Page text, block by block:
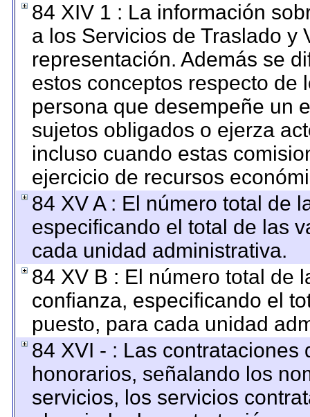
84 XIV 1 : La información
a los Servicios de Traslado y
representación. Además se
estos conceptos respecto de
persona que desempeñe un
sujetos obligados o ejerza
incluso cuando estas
ejercicio de recursos
84 XV A : El número total de
especificando el total de las
cada unidad administrativa.
84 XV B : El número total de
confianza, especificando el
puesto, para cada unidad
84 XVI - : Las
honorarios, señalando los
servicios, los servicios